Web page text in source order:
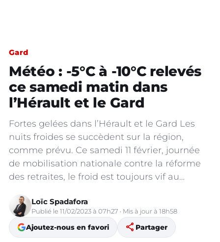
Gard
Météo : -5°C à -10°C relevés
ce samedi matin dans
l’Hérault et le Gard
Fortes gelées dans l’Hérault et le Gard Les
nuits froides se succèdent sur la région,
comme prévu. Ce samedi 11 février, journée
de mobilisation nationale contre la réforme
des retraites, le froid est toujours vif au…
Loïc Spadafora
Publié le 11/02/2023 à 07h27 · Mis à jour à 18h58
Ajoutez-nous en favori share Partager